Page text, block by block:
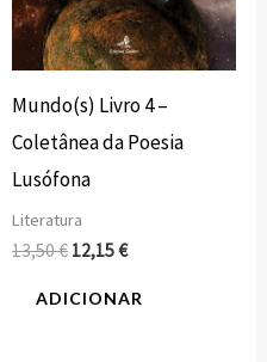
Mundo(s) Livro 4 –
Coletânea da Poesia
Lusófona
Literatura
13,50€ 12,15€
ADICIONAR